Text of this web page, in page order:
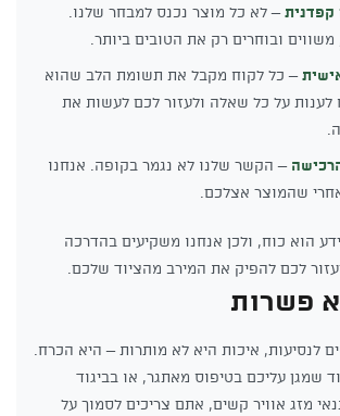
קפדנית– לא כל מוצר נכנס למבחר שלנו.
משווים ובוחרים רק את הטובים ביותר.
– כל לקוח מקבל את תשומת הלב שהוא
לענות על כל שאלה ולעזור לכם לעשות את
– הקשר שלנו לא נגמר בקופה. אנחנו
שהמוצר אצלכם.
הוא כוח, ולכן אנחנו משקיעים בהדרכה
לכם להפיק את המירב מהציוד שלכם.
פשרות
לנסיעות, איכות היא לא מותרות – היא הכרח.
שמגן עליכם בטיפוס מאתגר, או בביגוד
מזג אוויר קשים, אתם צריכים לסמוך על